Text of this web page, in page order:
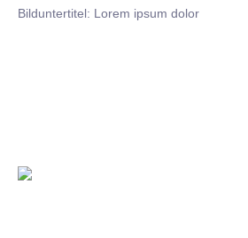
Bilduntertitel: Lorem ipsum dolor